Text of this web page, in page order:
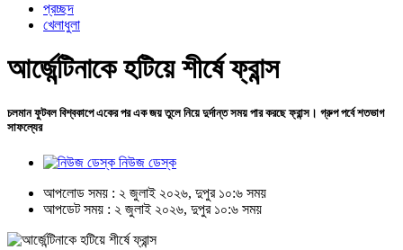
প্রচ্ছদ
খেলাধুলা
আর্জেন্টিনাকে হটিয়ে শীর্ষে ফ্রান্স
চলমান ফুটবল বিশ্বকাপে একের পর এক জয় তুলে নিয়ে দুর্দান্ত সময় পার করছে ফ্রান্স। গ্রুপ পর্বে শতভাগ
সাফল্যের
নিউজ ডেস্ক
আপলোড সময় : ২ জুলাই ২০২৬, দুপুর ১০:৬ সময়
আপডেট সময় : ২ জুলাই ২০২৬, দুপুর ১০:৬ সময়